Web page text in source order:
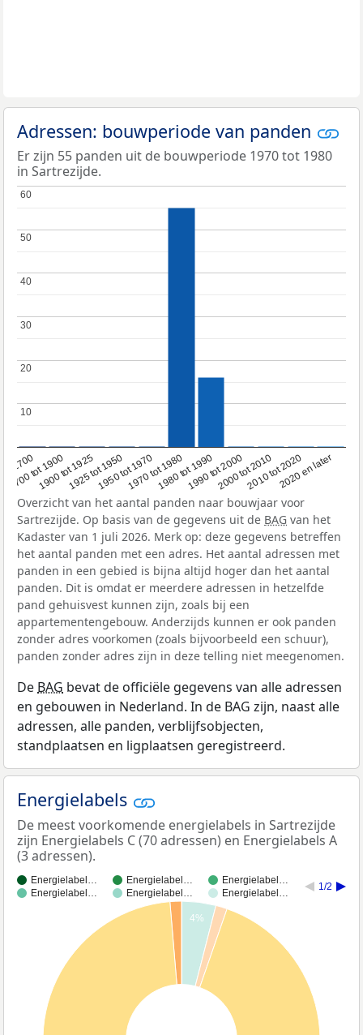
Adressen: bouwperiode van panden
Er zijn 55 panden uit de bouwperiode 1970 tot 1980
in Sartrezijde.
1700
1700 tot 1900
1900 tot 19251925 tot 19501950 tot 19701970 tot 19801980 tot 19901990 tot 20002000 tot 20102010 tot 20202020 en later
10
10
20
20
30
30
40
40
50
50
60
60
Overzicht van het aantal panden naar bouwjaar voor
Sartrezijde. Op basis van de gegevens uit de BAG van het
Kadaster van 1 juli 2026. Merk op: deze gegevens betreffen
het aantal panden met een adres. Het aantal adressen met
panden in een gebied is bijna altijd hoger dan het aantal
panden. Dit is omdat er meerdere adressen in hetzelfde
pand gehuisvest kunnen zijn, zoals bij een
appartementengebouw. Anderzijds kunnen er ook panden
zonder adres voorkomen (zoals bijvoorbeeld een schuur),
panden zonder adres zijn in deze telling niet meegenomen.
De BAG bevat de officiële gegevens van alle adressen
en gebouwen in Nederland. In de BAG zijn, naast alle
adressen, alle panden, verblijfsobjecten,
standplaatsen en ligplaatsen geregistreerd.
Energielabels
De meest voorkomende energielabels in Sartrezijde
zijn Energielabels C (70 adressen) en Energielabels A
(3 adressen).
Energielabel… Energielabel…
Energielabel…
Energielabel…
Energielabel… Energielabel…
1/2
4%